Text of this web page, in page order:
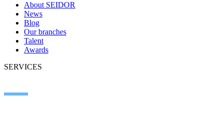
About SEIDOR
News
Blog
Our branches
Talent
Awards
SERVICES